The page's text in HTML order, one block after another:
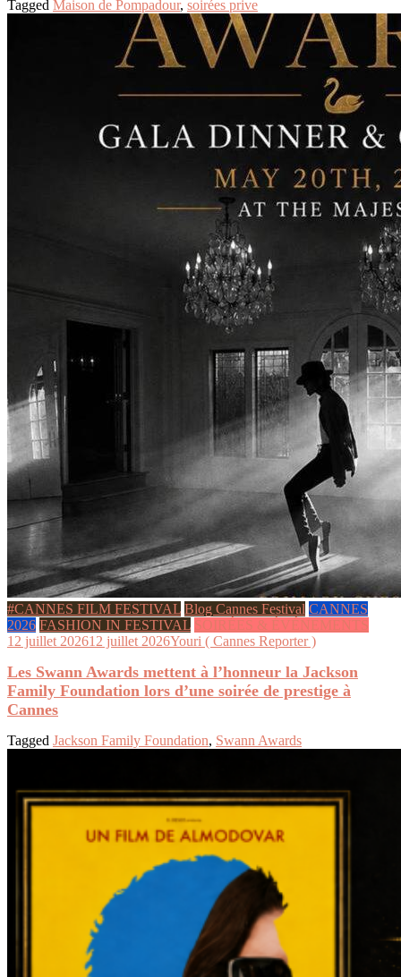
Tagged Maison de Pompadour, soirées prive
#CANNES FILM FESTIVAL Blog Cannes Festival CANNES
2026 FASHION IN FESTIVAL SOIRÉES & ÉVÉNEMENTS
12 juillet 202612 juillet 2026Youri ( Cannes Reporter )
Les Swann Awards mettent à l’honneur la Jackson
Family Foundation lors d’une soirée de prestige à
Cannes
Tagged Jackson Family Foundation, Swann Awards